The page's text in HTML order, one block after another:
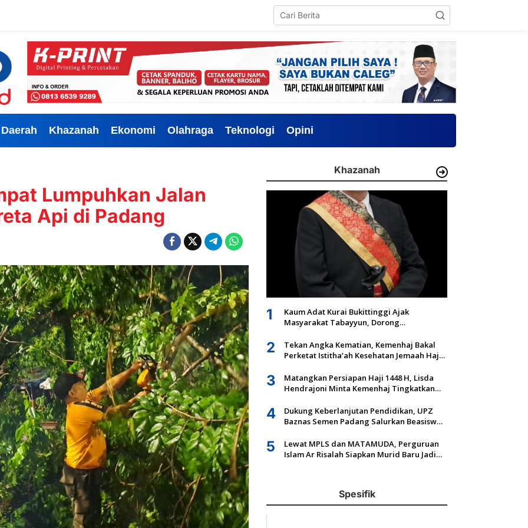
Daerah Khazanah Ekonomi Olahraga Teknologi Opini
Lumpuhkan Jalan
Api di Padang
Khazanah
1
Kaum Adat Kurai Bukittinggi Ajak
Masyarakat Tabayyun, Dorong
Ulayat
2
Tekan Angka Kematian, Kemenhaj Bakal
Perketat Istitha’ah Kesehatan Jemaah Haji
3
Matangkan Persiapan Haji 1448 H, Lisda
Hendrajoni Minta Kemenhaj Tingkatkan
4
Dukung Keberlanjutan Pendidikan, UPZ
Baznas Semen Padang Salurkan Beasiswa
5
Lewat MPLS dan MATAMUDA, Perguruan
Islam Ar Risalah Siapkan Murid Baru Jadi
Spesifik